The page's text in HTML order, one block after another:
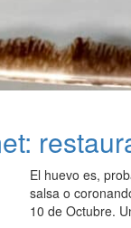
El huevo es,
salsa o
10 de Octubre.